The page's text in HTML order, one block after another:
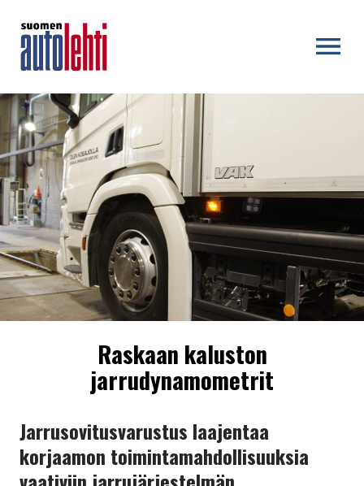
Raskaan kaluston
jarrudynamometrit
Jarrusovitusvarustus laajentaa
korjaamon toimintamahdollisuuksia